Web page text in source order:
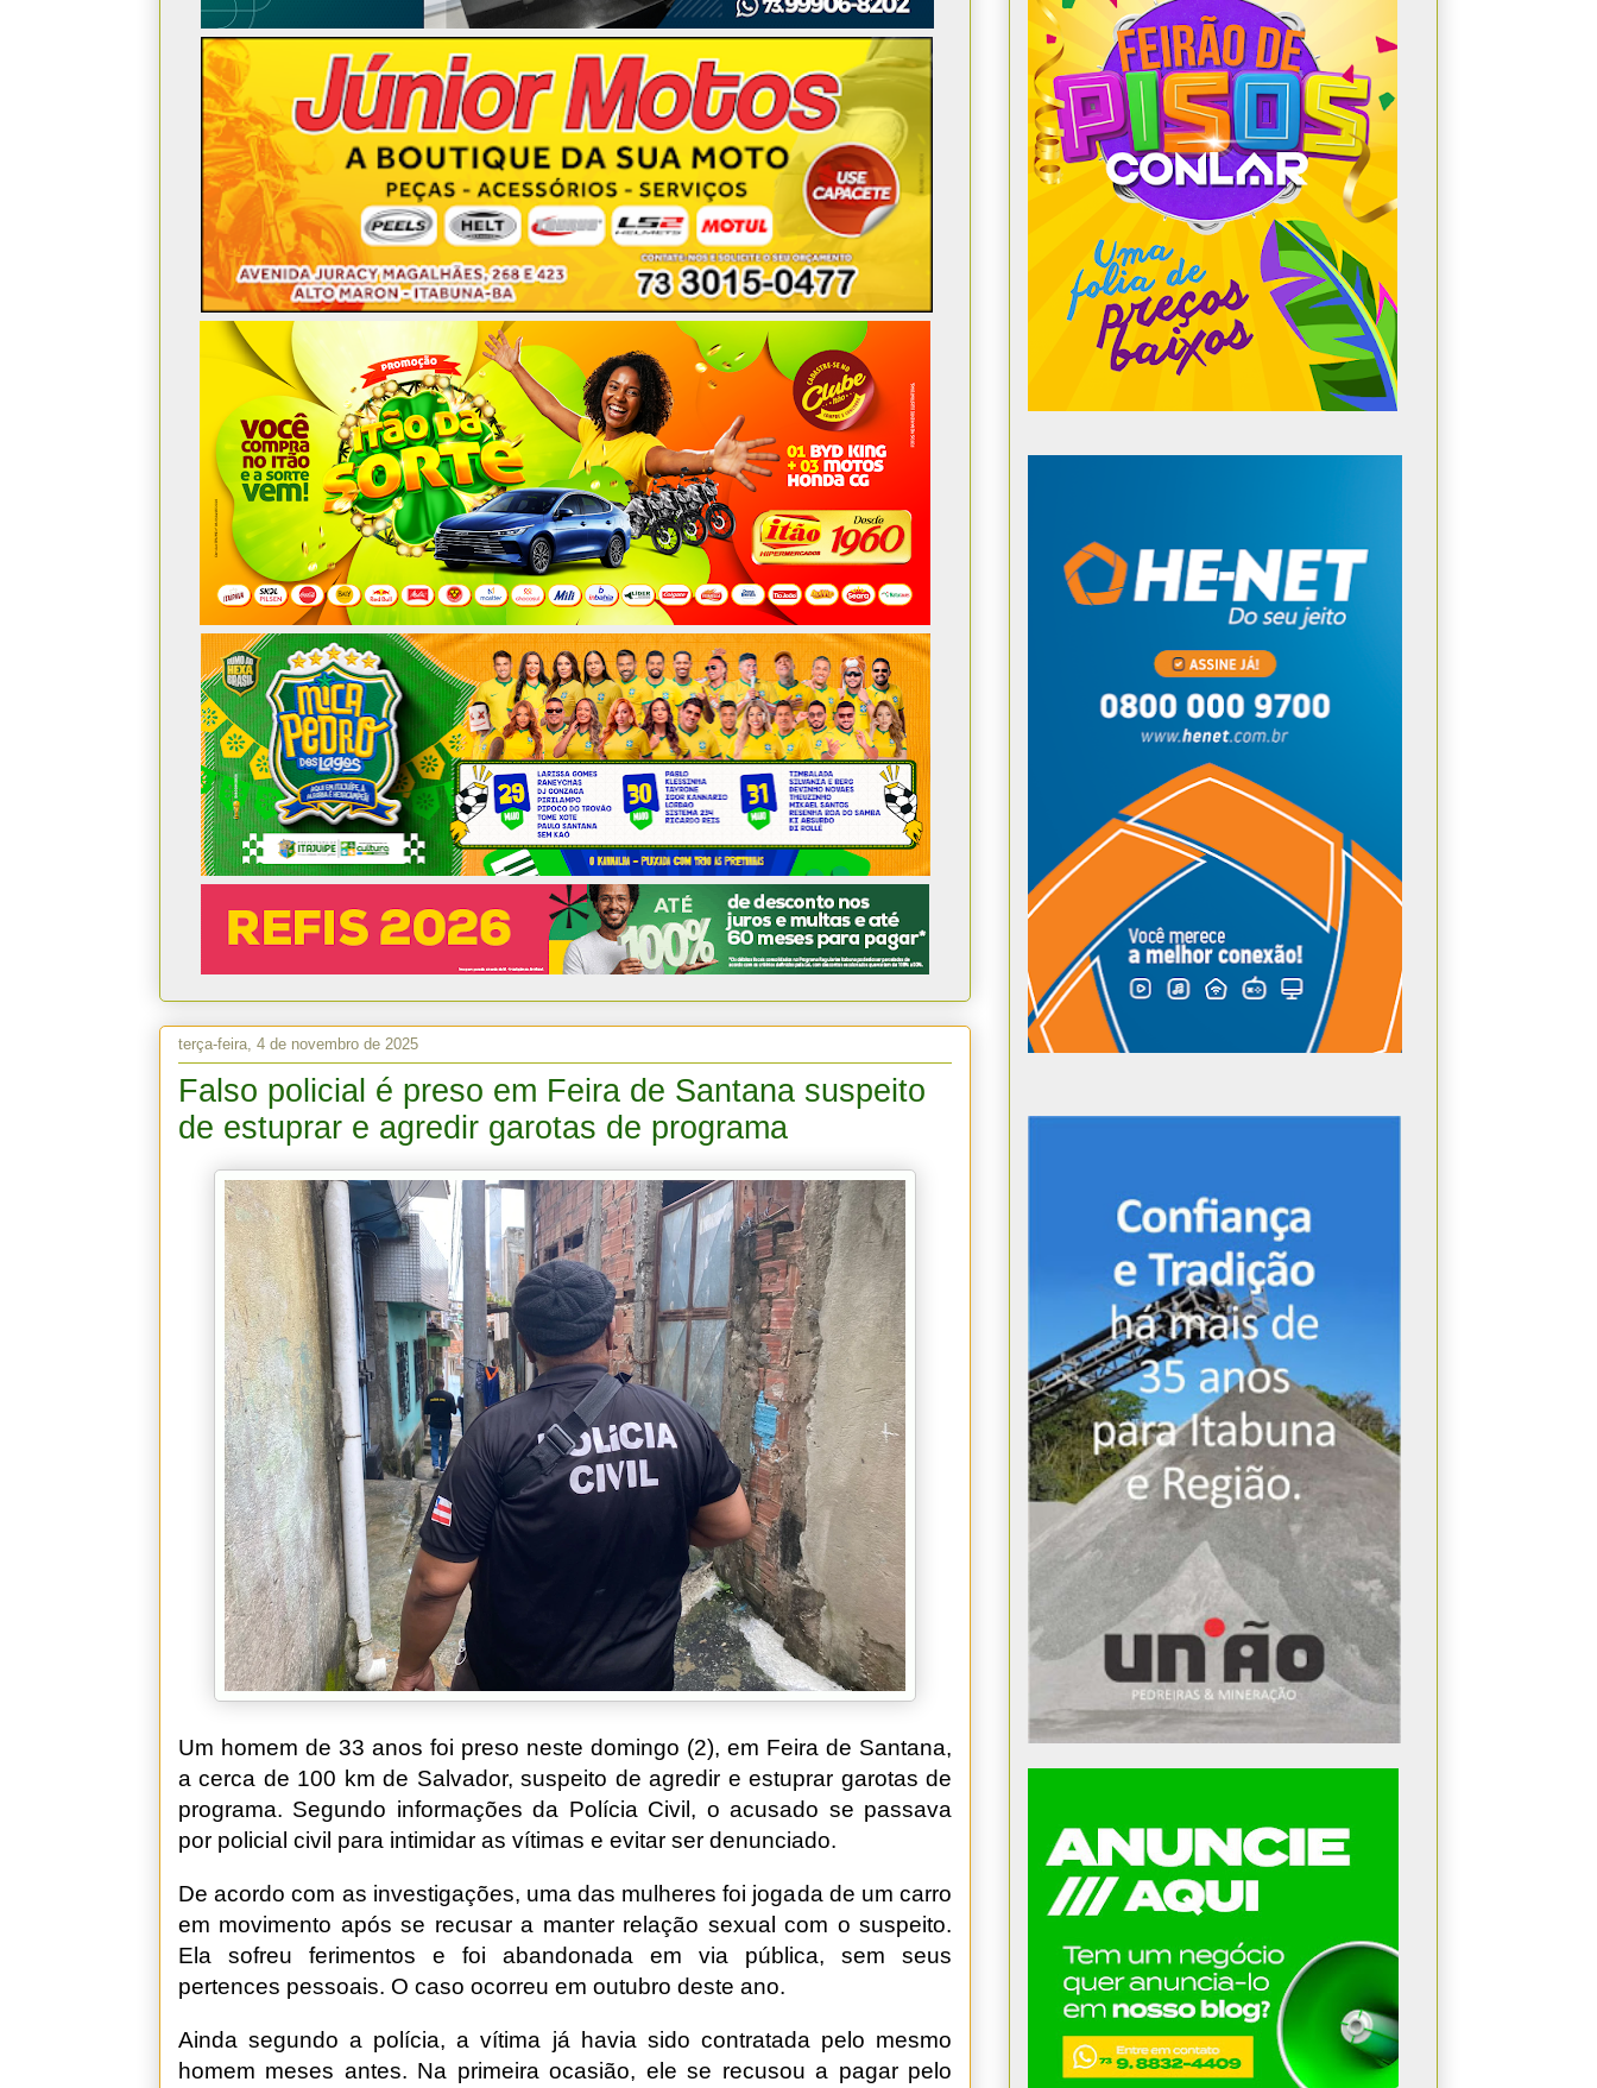
terça-feira, 4 de novembro de 2025
Falso policial é preso em Feira de Santana suspeito
de estuprar e agredir garotas de programa
Um homem de 33 anos foi preso neste domingo (2), em Feira de Santana,
a cerca de 100 km de Salvador, suspeito de agredir e estuprar garotas de
programa. Segundo informações da Polícia Civil, o acusado se passava
por policial civil para intimidar as vítimas e evitar ser denunciado.
De acordo com as investigações, uma das mulheres foi jogada de um carro
em movimento após se recusar a manter relação sexual com o suspeito.
Ela sofreu ferimentos e foi abandonada em via pública, sem seus
pertences pessoais. O caso ocorreu em outubro deste ano.
Ainda segundo a polícia, a vítima já havia sido contratada pelo mesmo
homem meses antes. Na primeira ocasião, ele se recusou a pagar pelo